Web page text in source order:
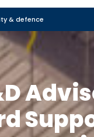
& defence